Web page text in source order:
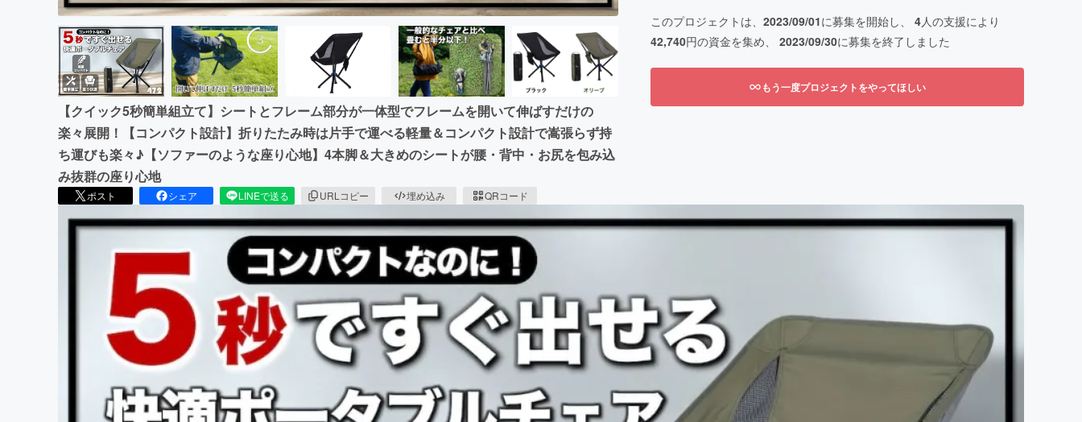
【クイック5秒簡単組立て】シートとフレーム部分が一体型でフレームを開いて伸ばすだけの
楽々展開！【コンパクト設計】折りたたみ時は片手で運べる軽量＆コンパクト設計で嵩張らず持
ち運びも楽々♪【ソファーのような座り心地】4本脚＆大きめのシートが腰・背中・お尻を包み込
み抜群の座り心地
ポスト シェア LINEで送る URLコピー 埋め込み QRコード
このプロジェクトは、 2023/09/01に募集を開始し、 4人の支援により
42,740円の資金を集め、 2023/09/30に募集を終了しました
もう一度プロジェクトをやってほしい